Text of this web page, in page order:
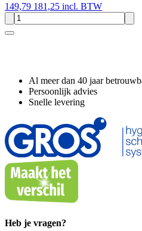
149,79 181,25 incl. BTW
Al meer dan 40 jaar
Persoonlijk advies
Snelle levering
Heb je vragen?